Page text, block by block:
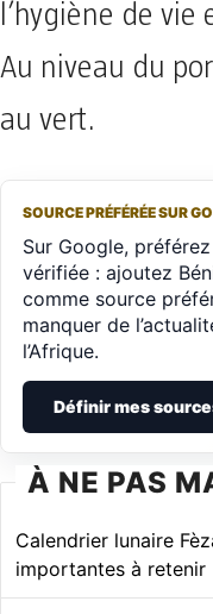
l’hygiène de vie
Au niveau du
au vert.
SOURCE PRÉFÉRÉE SUR
Sur Google,
vérifiée : ajoutez
comme source
manquer de
l’Afrique.
Définir mes
À NE PAS
Calendrier lunaire
importantes à retenir